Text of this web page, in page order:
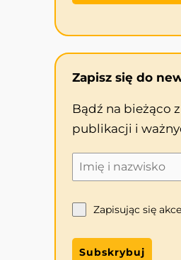
Zapisz się do
Bądź na bieżąco
publikacji i
Zapisując się
Subskrybuj